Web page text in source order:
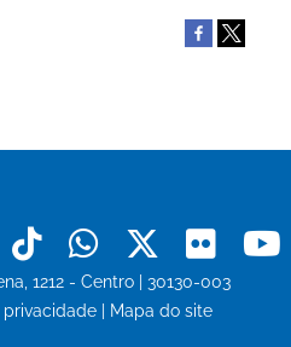
LinkedinTiktokWhatsapp
X Flickr
1212 - Centro | 30130-003
privacidade
Mapa do site